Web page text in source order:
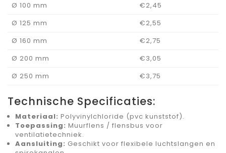
Ø 100 mm
€2,45
Ø 125 mm
€2,55
Ø 160 mm
€2,75
Ø 200 mm
€3,05
Ø 250 mm
€3,75
Technische Specificaties:
Materiaal: Polyvinylchloride (pvc kunststof).
Toepassing: Muurflens / flensbus voor
ventilatietechniek.
Aansluiting: Geschikt voor flexibele luchtslangen en